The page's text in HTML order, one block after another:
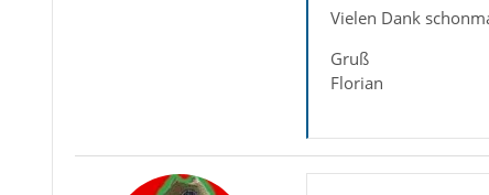
Vielen Dank
Gruß
Florian